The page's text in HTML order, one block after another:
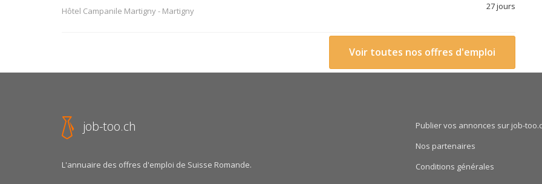
Hôtel Campanile Martigny- Martigny 27 jours
Voir toutes nos offres d'emploi
job-too.ch
L'annuaire des offres d'emploi de Suisse Romande.
Publier vos annonces sur job-
Nos partenaires
Conditions générales